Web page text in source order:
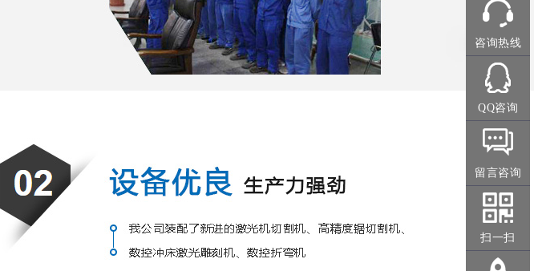
咨询热线
QQ咨询
留言咨询
扫一扫